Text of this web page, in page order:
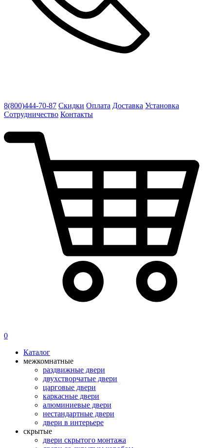
8(800)444-70-87 Скидки Оплата Доставка Установка
Сотрудничество Контакты
0
Каталог
межкомнатные
раздвижные двери
двухстворчатые двери
царговые двери
каркасные двери
алюминиевые двери
нестандартные двери
двери в интерьере
скрытые
двери скрытого монтажа